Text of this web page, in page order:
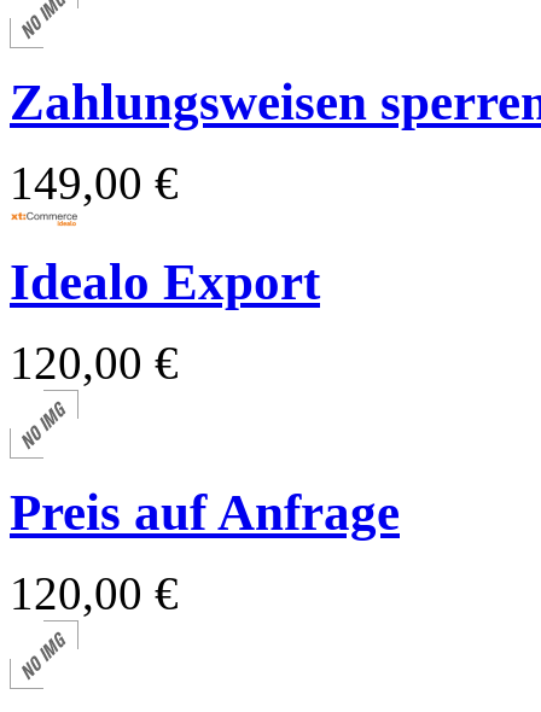
Zahlungsweisen
149,00 €
Idealo Export
120,00 €
Preis auf Anfrage
120,00 €